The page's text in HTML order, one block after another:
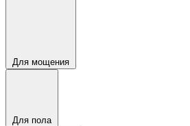
Для мощения
Для пола